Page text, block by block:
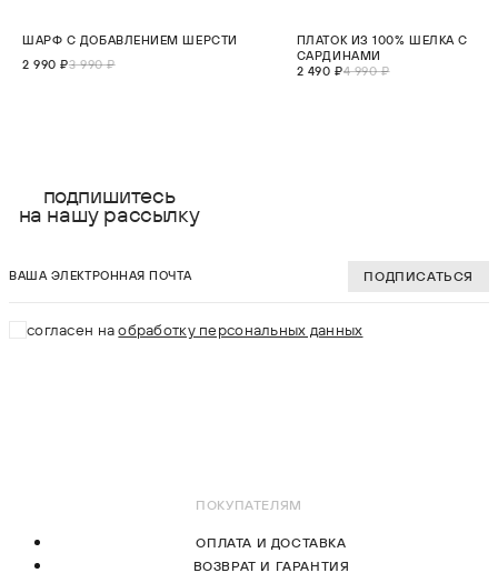
ШАРФ С ДОБАВЛЕНИЕМ ШЕРСТИ
2 990 ₽3 990 ₽
НОВИНКА
ПЛАТОК ИЗ 100% ШЕЛКА С
САРДИНАМИ
2 490 ₽4 990 ₽
подпишитесь
на нашу рассылку
ПОДПИСАТЬСЯ
согласен наобработку персональных данных
ПОКУПАТЕЛЯМ
ОПЛАТА И ДОСТАВКА
ВОЗВРАТ И ГАРАНТИЯ